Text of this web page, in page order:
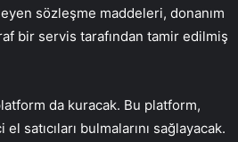
sözleşme maddeleri, donanım
bir servis tarafından tamir edilmiş
da kuracak. Bu platform,
satıcıları bulmalarını sağlayacak.